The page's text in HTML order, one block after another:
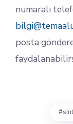
numaralı
posta